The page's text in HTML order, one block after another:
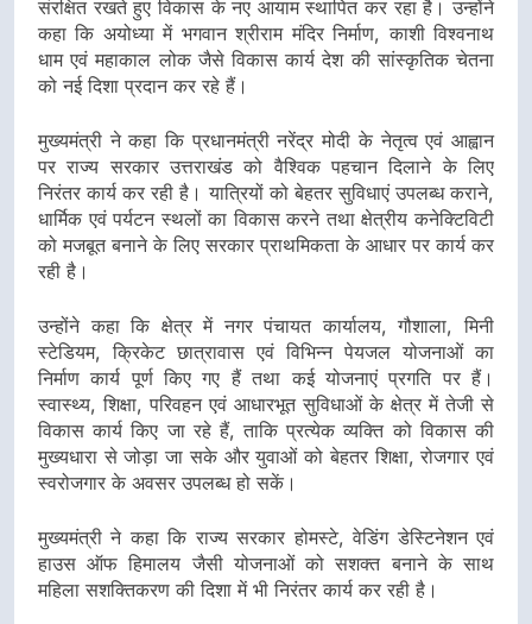
संरक्षित रखते हुए विकास के नए आयाम स्थापित कर रहा है। उन्होंने
कहा कि अयोध्या में भगवान श्रीराम मंदिर निर्माण, काशी विश्वनाथ
धाम एवं महाकाल लोक जैसे विकास कार्य देश की सांस्कृतिक चेतना
को नई दिशा प्रदान कर रहे हैं।
मुख्यमंत्री ने कहा कि प्रधानमंत्री नरेंद्र मोदी के नेतृत्व एवं आह्वान
पर राज्य सरकार उत्तराखंड को वैश्विक पहचान दिलाने के लिए
निरंतर कार्य कर रही है। यात्रियों को बेहतर सुविधाएं उपलब्ध कराने,
धार्मिक एवं पर्यटन स्थलों का विकास करने तथा क्षेत्रीय कनेक्टिविटी
को मजबूत बनाने के लिए सरकार प्राथमिकता के आधार पर कार्य कर
रही है।
उन्होंने कहा कि क्षेत्र में नगर पंचायत कार्यालय, गौशाला, मिनी
स्टेडियम, क्रिकेट छात्रावास एवं विभिन्न पेयजल योजनाओं का
निर्माण कार्य पूर्ण किए गए हैं तथा कई योजनाएं प्रगति पर हैं।
स्वास्थ्य, शिक्षा, परिवहन एवं आधारभूत सुविधाओं के क्षेत्र में तेजी से
विकास कार्य किए जा रहे हैं, ताकि प्रत्येक व्यक्ति को विकास की
मुख्यधारा से जोड़ा जा सके और युवाओं को बेहतर शिक्षा, रोजगार एवं
स्वरोजगार के अवसर उपलब्ध हो सकें।
मुख्यमंत्री ने कहा कि राज्य सरकार होमस्टे, वेडिंग डेस्टिनेशन एवं
हाउस ऑफ हिमालय जैसी योजनाओं को सशक्त बनाने के साथ
महिला सशक्तिकरण की दिशा में भी निरंतर कार्य कर रही है।